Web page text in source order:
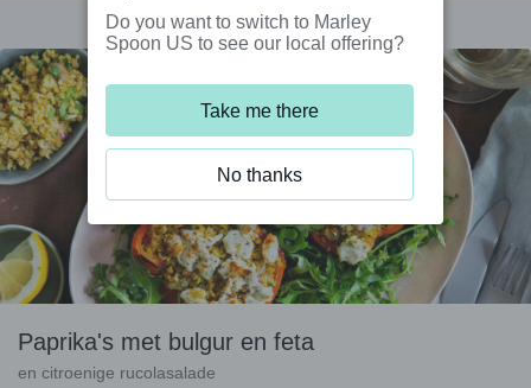
Paprika's met bulgur en feta
en citroenige rucolasalade
Do you want to switch to Marley
Spoon US to see our local offering?
Take me there
No thanks